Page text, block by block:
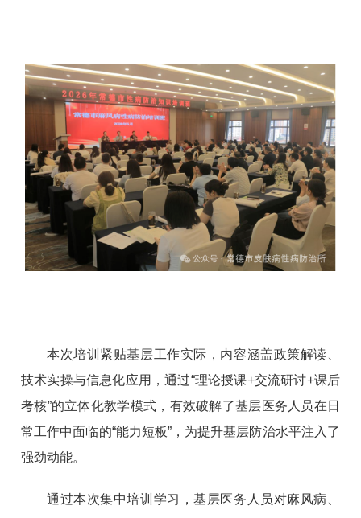
本次培训紧贴基层工作实际，内容涵盖政策解读、
技术实操与信息化应用，通过“理论授课+交流研讨+课后
考核”的立体化教学模式，有效破解了基层医务人员在日
常工作中面临的“能力短板”，为提升基层防治水平注入了
强劲动能。
通过本次集中培训学习，基层医务人员对麻风病、